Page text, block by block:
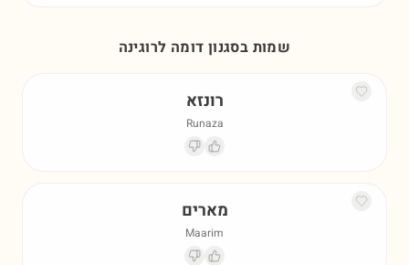
שמות בסגנון דומה לרוגינה
רונזא
Runaza
מארים
Maarim